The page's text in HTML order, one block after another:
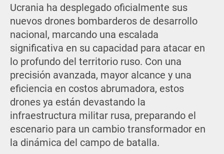
Ucrania ha desplegado oficialmente sus
nuevos drones bombarderos de desarrollo
nacional, marcando una escalada
significativa en su capacidad para atacar en
lo profundo del territorio ruso. Con una
precisión avanzada, mayor alcance y una
eficiencia en costos abrumadora, estos
drones ya están devastando la
infraestructura militar rusa, preparando el
escenario para un cambio transformador en
la dinámica del campo de batalla.